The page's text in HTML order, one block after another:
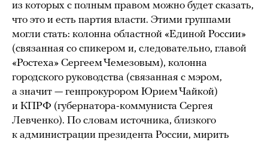
из которых с полным правом можно будет сказать,
что это и есть партия власти. Этими группами
могли стать: колонна областной «Единой России»
(связанная со спикером и, следовательно, главой
«Ростеха» Сергеем Чемезовым), колонна
городского руководства (связанная с мэром,
а значит — генпрокурором Юрием Чайкой)
и КПРФ (губернатора-коммуниста Сергея
Левченко). По словам источника, близкого
к администрации президента России, мирить